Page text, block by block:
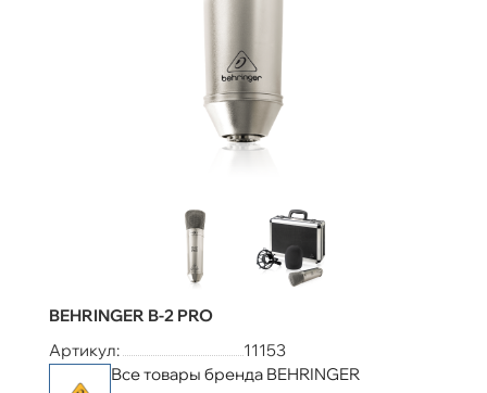
BEHRINGER B-2 PRO
Артикул:
11153
Все товары бренда BEHRINGER